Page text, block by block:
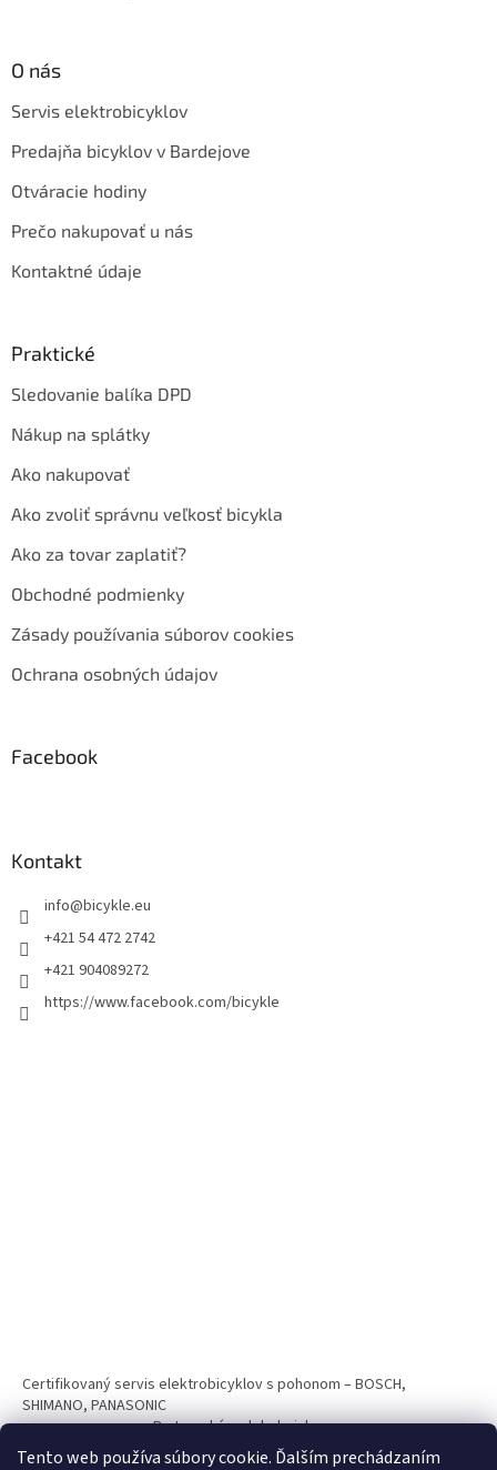
Tento web používa súbory cookie. Ďalším prechádzaním
O nás
Servis elektrobicyklov
Predajňa bicyklov v Bardejove
Otváracie hodiny
Prečo nakupovať u nás
Kontaktné údaje
Praktické
Sledovanie balíka DPD
Nákup na splátky
Ako nakupovať
Ako zvoliť správnu veľkosť bicykla
Ako za tovar zaplatiť?
Obchodné podmienky
Zásady používania súborov cookies
Ochrana osobných údajov
Facebook
Kontakt
info@bicykle.eu
+421 54 472 2742
+421 904089272
https://www.facebook.com/bicykle
Certifikovaný servis elektrobicyklov s pohonom – BOSCH,
SHIMANO, PANASONIC
Partnerský web hokejshop.eu